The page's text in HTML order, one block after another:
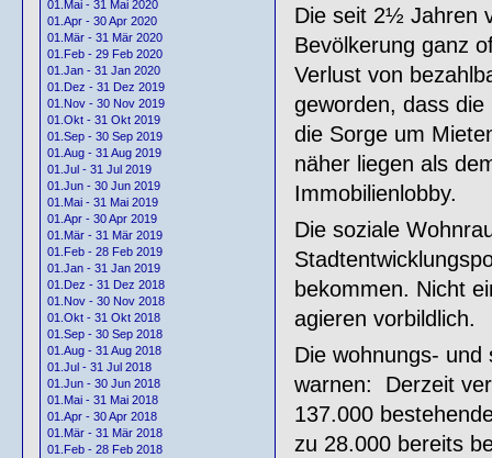
01.Mai - 31 Mai 2020
01.Apr - 30 Apr 2020
01.Mär - 31 Mär 2020
01.Feb - 29 Feb 2020
01.Jan - 31 Jan 2020
01.Dez - 31 Dez 2019
01.Nov - 30 Nov 2019
01.Okt - 31 Okt 2019
01.Sep - 30 Sep 2019
01.Aug - 31 Aug 2019
01.Jul - 31 Jul 2019
01.Jun - 30 Jun 2019
01.Mai - 31 Mai 2019
01.Apr - 30 Apr 2019
01.Mär - 31 Mär 2019
01.Feb - 28 Feb 2019
01.Jan - 31 Jan 2019
01.Dez - 31 Dez 2018
01.Nov - 30 Nov 2018
01.Okt - 31 Okt 2018
01.Sep - 30 Sep 2018
01.Aug - 31 Aug 2018
01.Jul - 31 Jul 2018
01.Jun - 30 Jun 2018
01.Mai - 31 Mai 2018
01.Apr - 30 Apr 2018
01.Mär - 31 Mär 2018
01.Feb - 28 Feb 2018
Die seit 2½ Jahren
Bevölkerung ganz
Verlust von
geworden, dass
die Sorge um
näher liegen als
Immobilienlobby.
Die soziale
bekommen. Nicht
agieren vorbildlich.
Die wohnungs-
warnen: Derzeit
137.000
zu 28.000 bereits